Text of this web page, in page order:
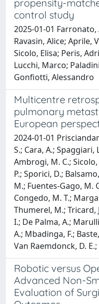
propensity-
control study
2025-01-01
Ravasin, Alice; Aprile,
Sicolo, Elisa; Peris,
Lucchi, Marco;
Gonfiotti, Alessandro
Multicentre
pulmonary
European
2024-01-01
S.; Cara, A.; Spaggiari,
Ambrogi, M. C.;
P.; Sporici, D.;
M.; Fuentes-Gago, M.
Congedo, M. T.;
Thumerel, M.; Tricard,
I.; De Palma, A.;
A.; Mbadinga, F.;
Van Raemdonck, D. E.;
Robotic versus
Advanced Non-
Evaluation of